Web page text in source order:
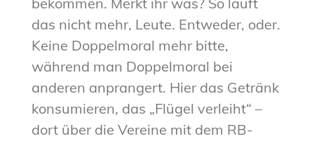
das nicht mehr, Leute. Entweder, oder.
Keine Doppelmoral mehr bitte,
während man Doppelmoral bei
anderen anprangert. Hier das Getränk
konsumieren, das „Flügel verleiht“ –
dort über die Vereine mit dem RB-